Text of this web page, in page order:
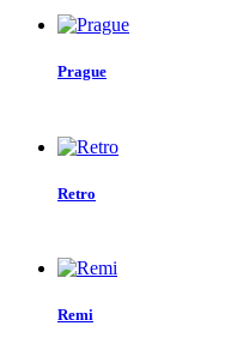
Prague
Retro
Remi